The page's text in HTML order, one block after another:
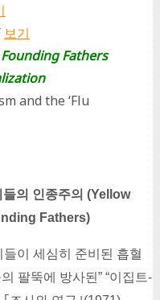
보기
Fathers
and the ‘Flu
의 인종주의 (Yellow
Fathers)
이 세심히 준비된 흡혈
팔뚝에 방사된” “이집트-